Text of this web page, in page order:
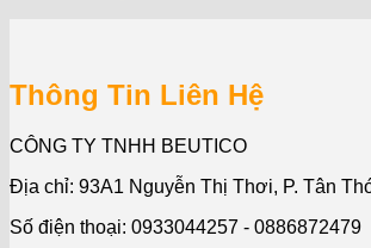
Thông Tin Liên Hệ
CÔNG TY TNHH BEUTICO
Địa chỉ: 93A1 Nguyễn Thị Thơi, P. Tân
Số điện thoại: 0933044257 - 0886872479